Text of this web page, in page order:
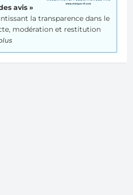
avis »
la transparence dans le
modération et restitution